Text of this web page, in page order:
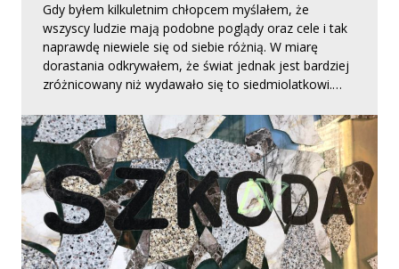
Gdy byłem kilkuletnim chłopcem myślałem, że
wszyscy ludzie mają podobne poglądy oraz cele i tak
naprawdę niewiele się od siebie różnią. W miarę
dorastania odkrywałem, że świat jednak jest bardziej
zróżnicowany niż wydawało się to siedmiolatkowi.…